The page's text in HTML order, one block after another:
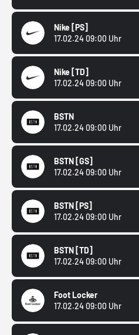
Nike [PS]
17.02.24 09:00 Uhr
Nike [TD]
17.02.24 09:00 Uhr
BSTN
17.02.24 09:00 Uhr
BSTN [GS]
17.02.24 09:00 Uhr
BSTN [PS]
17.02.24 09:00 Uhr
BSTN [TD]
17.02.24 09:00 Uhr
Foot Locker
17.02.24 09:00 Uhr